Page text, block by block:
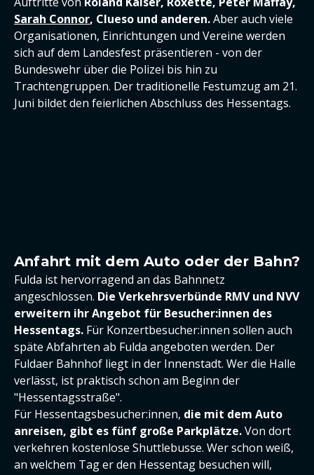
Sarah Connor, Clueso und anderen.Aber auch viele
Organisationen, Einrichtungen und Vereine werden
sich auf dem Landesfest präsentieren - von der
Bundeswehr über die Polizei bis hin zu
Trachtengruppen. Der traditionelle Festumzug am 21.
Juni bildet den feierlichen Abschluss des Hessentags.
Anfahrt mit dem Auto oder der Bahn?
Fulda ist hervorragend an das Bahnnetz
angeschlossen. Die Verkehrsverbünde RMV und NVV
erweitern ihr Angebot für Besucher:innen des
Hessentags. Für Konzertbesucher:innen sollen auch
späte Abfahrten ab Fulda angeboten werden. Der
Fuldaer Bahnhof liegt in der Innenstadt. Wer die Halle
verlässt, ist praktisch schon am Beginn der
"Hessentagsstraße".
Für Hessentagsbesucher:innen, die mit dem Auto
anreisen, gibt es fünf große Parkplätze.Von dort
verkehren kostenlose Shuttlebusse. Wer schon weiß,
an welchem Tag er den Hessentag besuchen will,